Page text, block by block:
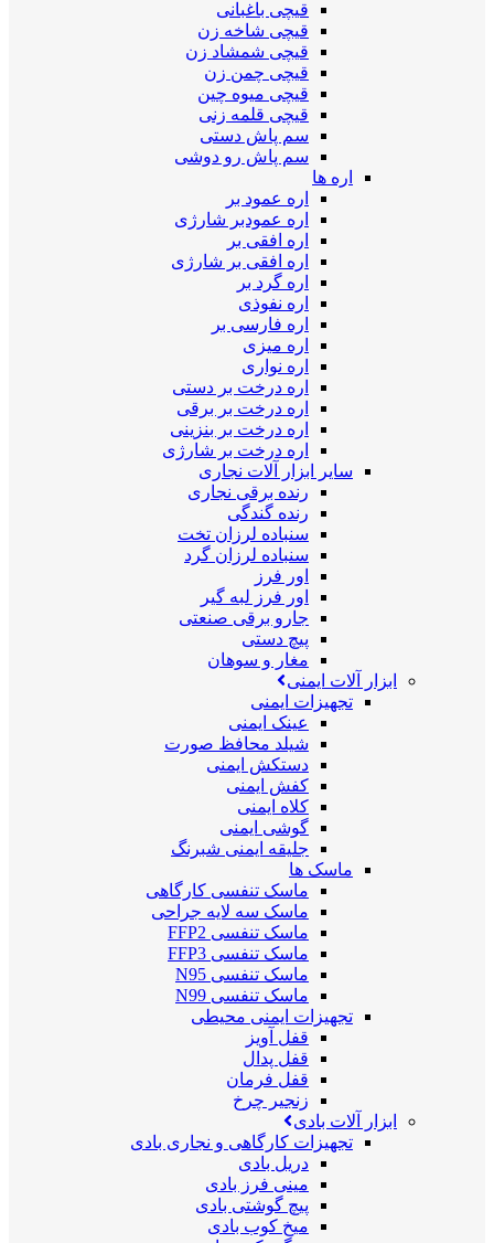
قیچی باغبانی
قیچی شاخه زن
قیچی شمشاد زن
قیچی چمن زن
قیچی میوه چین
قیچی قلمه زنی
سم پاش دستی
سم پاش رو دوشی
اره ها
اره عمود بر
اره عمودبر شارژی
اره افقی بر
اره افقی بر شارژی
اره گرد بر
اره نفوذی
اره فارسی بر
اره میزی
اره نواری
اره درخت بر دستی
اره درخت بر برقی
اره درخت بر بنزینی
اره درخت بر شارژی
سایر ابزار آلات نجاری
رنده برقی نجاری
رنده گندگی
سنباده لرزان تخت
سنباده لرزان گرد
اور فرز
اور فرز لبه گیر
جارو برقی صنعتی
پیچ دستی
مغار و سوهان
ابزار آلات ایمنی
تجهیزات ایمنی
عینک ایمنی
شیلد محافظ صورت
دستکش ایمنی
کفش ایمنی
کلاه ایمنی
گوشی ایمنی
جلیقه ایمنی شبرنگ
ماسک ها
ماسک تنفسی کارگاهی
ماسک سه لایه جراحی
ماسک تنفسی FFP2
ماسک تنفسی FFP3
ماسک تنفسی N95
ماسک تنفسی N99
تجهیزات ایمنی محیطی
قفل آویز
قفل پدال
قفل فرمان
زنجیر چرخ
ابزار آلات بادی
تجهیزات کارگاهی و نجاری بادی
دریل بادی
مینی فرز بادی
پیچ گوشتی بادی
میخ کوب بادی